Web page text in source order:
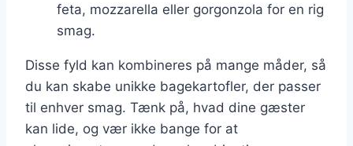
feta, mozzarella eller gorgonzola for en rig
smag.
Disse fyld kan kombineres på mange måder, så
du kan skabe unikke bagekartofler, der passer
til enhver smag. Tænk på, hvad dine gæster
kan lide, og vær ikke bange for at